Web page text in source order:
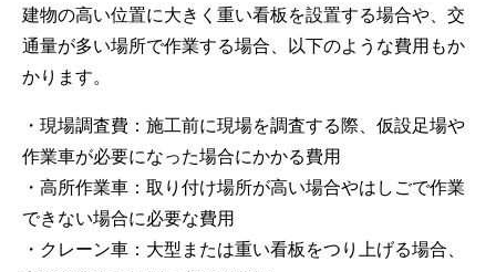
建物の高い位置に大きく重い看板を設置する場合や、交
通量が多い場所で作業する場合、以下のような費用もか
かります。
・現場調査費：施工前に現場を調査する際、仮設足場や
作業車が必要になった場合にかかる費用
・高所作業車：取り付け場所が高い場合やはしごで作業
できない場合に必要な費用
・クレーン車：大型または重い看板をつり上げる場合、